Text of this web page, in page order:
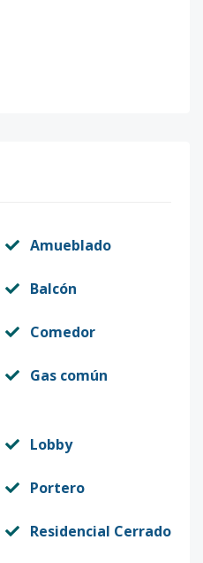
Amueblado
Balcón
Comedor
Gas común
Lobby
Portero
Residencial Cerrado